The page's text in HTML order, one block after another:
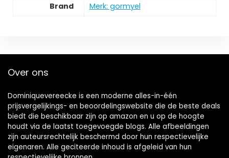
Brand
Merk: gormyel
Over ons
Dominiquevereecke is een moderne alles-in-één
prijsvergelijkings- en beoordelingswebsite die de beste deals
biedt die beschikbaar zijn op amazon en u op de hoogte
houdt via de laatst toegevoegde blogs. Alle afbeeldingen
zijn auteursrechtelijk beschermd door hun respectievelijke
eigenaren. Alle geciteerde inhoud is afgeleid van hun